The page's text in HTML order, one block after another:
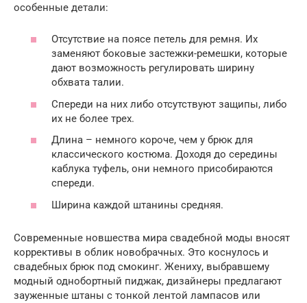
особенные детали:
Отсутствие на поясе петель для ремня. Их
заменяют боковые застежки-ремешки, которые
дают возможность регулировать ширину
обхвата талии.
Спереди на них либо отсутствуют защипы, либо
их не более трех.
Длина – немного короче, чем у брюк для
классического костюма. Доходя до середины
каблука туфель, они немного присобираются
спереди.
Ширина каждой штанины средняя.
Современные новшества мира свадебной моды вносят
коррективы в облик новобрачных. Это коснулось и
свадебных брюк под смокинг. Жениху, выбравшему
модный однобортный пиджак, дизайнеры предлагают
зауженные штаны с тонкой лентой лампасов или